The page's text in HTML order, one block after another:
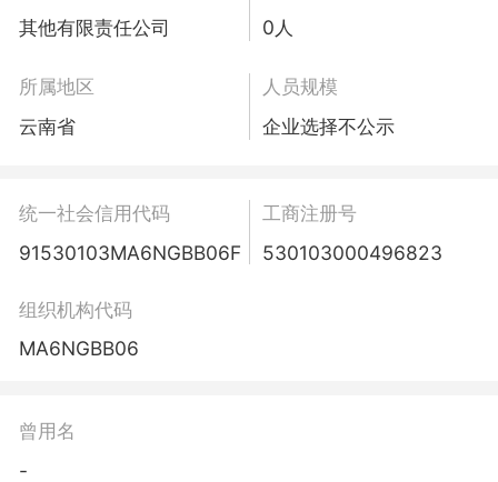
其他有限责任公司
0人
所属地区
云南省
人员规模
企业选择不公示
统一社会信用代码
91530103MA6NGBB06F
工商注册号
530103000496823
组织机构代码
MA6NGBB06
曾用名
-